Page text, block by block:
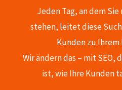
Jeden Tag, an dem
stehen, leitet diese
Kunden zu
Wir ändern das – mit SEO,
ist, wie Ihre Kunden